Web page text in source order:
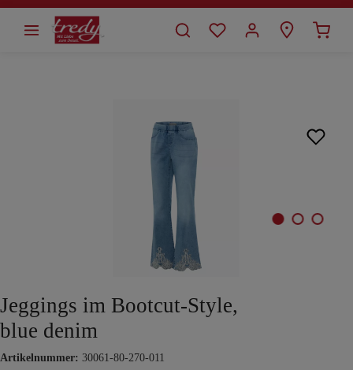
springen
Jeggings im Bootcut-Style,
blue denim
Artikelnummer: 30061-80-270-011